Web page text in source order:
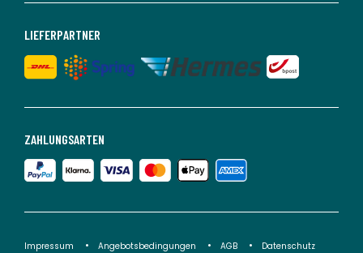
ZAHLUNGSARTEN
LIEFERPARTNER
Impressum Angebotsbedingungen AGB Datenschutz